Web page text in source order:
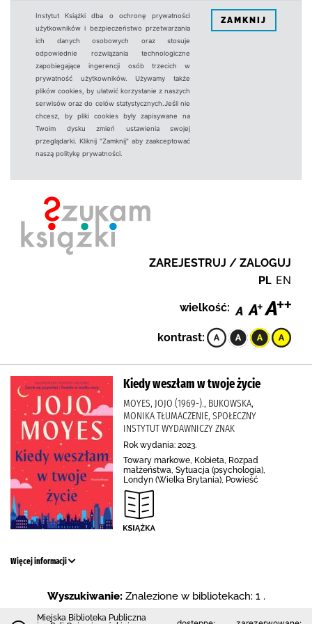
Instytut Książki dba o ochronę prywatności
użytkowników i bezpieczeństwo przetwarzania
ich danych osobowych oraz stosuje
odpowiednie rozwiązania technologiczne
zapobiegające ingerencji osób trzecich w
prywatność użytkowników. Używamy także
plików cookies, by ułatwić korzystanie z naszych
serwisów oraz do celów statystycznych.Jeśli nie
chcesz, by pliki cookies były zapisywane na
Twoim dysku zmień ustawienia swojej
przeglądarki. Kliknij "Zamknij" aby zaakceptować
naszą politykę prywatności.
ZAMKNIJ
ZAREJESTRUJ / ZALOGUJ
PL EN
wielkość:
kontrast:
Kiedy weszłam w twoje życie
MOYES, JOJO (1969-)., BUKOWSKA,
MONIKA TŁUMACZENIE, SPOŁECZNY
INSTYTUT WYDAWNICZY ZNAK
Rok wydania: 2023.
Towary markowe, Kobieta, Rozpad
małżeństwa, Sytuacja (psychologia),
Londyn (Wielka Brytania), Powieść
Więcej informacji
Wyszukiwanie: Znalezione w bibliotekach: 1 .
Miejska Biblioteka Publiczna